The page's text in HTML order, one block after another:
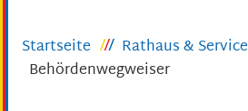
Startseite Rathaus & Service
Behördenwegweiser